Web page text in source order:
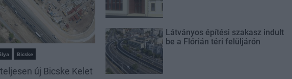
Bicske
új Bicske Kelet
Látványos építési szakasz indult
be a Flórián téri felüljárón